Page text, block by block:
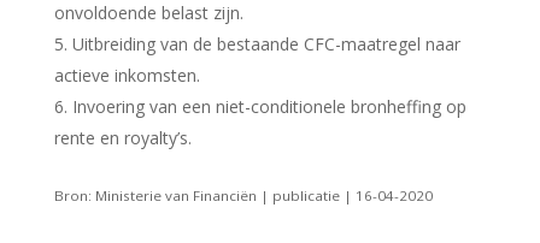
onvoldoende belast zijn.
Uitbreiding van de bestaande CFC-maatregel naar
actieve inkomsten.
Invoering van een niet-conditionele bronheffing op
rente en royalty’s.
Bron: Ministerie van Financiën | publicatie | 16-04-2020